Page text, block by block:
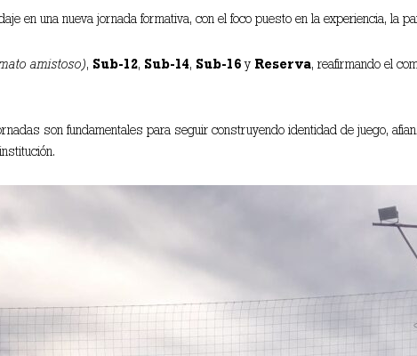
en una nueva jornada formativa, con el foco puesto en la experiencia, la
amistoso), Sub-12, Sub-14, Sub-16y Reserva, reafirmando el
son fundamentales para seguir construyendo identidad de juego,